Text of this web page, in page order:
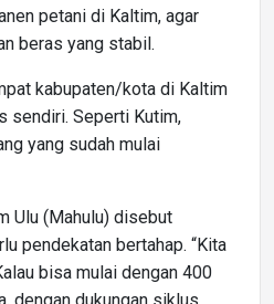
petani di Kaltim, agar
beras yang stabil.
kabupaten/kota di Kaltim
sendiri. Seperti Kutim,
yang sudah mulai
Ulu (Mahulu) disebut
pendekatan bertahap. “Kita
bisa mulai dengan 400
dengan dukungan siklus